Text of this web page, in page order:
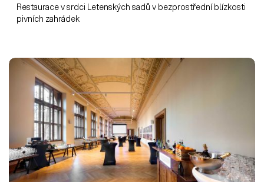
Restaurace v srdci Letenských sadů v bezprostřední blízkosti
pivních zahrádek